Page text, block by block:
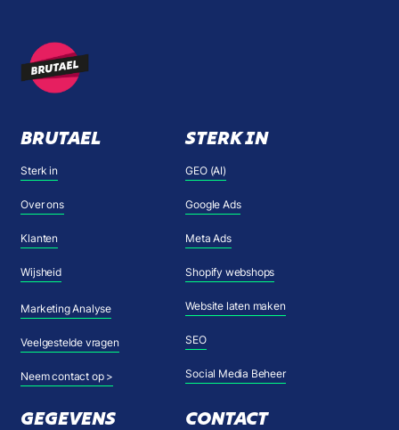
BRUTAEL
Sterk in
Over ons
Klanten
Wijsheid
Marketing Analyse
Veelgestelde vragen
Neem contact op >
STERK IN
GEO (AI)
Google Ads
Meta Ads
Shopify webshops
Website laten maken
SEO
Social Media Beheer
GEGEVENS CONTACT